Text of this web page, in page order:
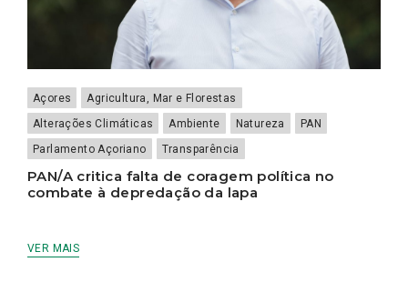
Açores
Agricultura, Mar e Florestas
Alterações Climáticas
Ambiente Natureza
PAN
Parlamento Açoriano
Transparência
PAN/A critica falta de coragem política no
combate à depredação da lapa
VER MAIS